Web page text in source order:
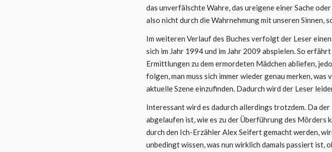
das unverfälschte Wahre, das ureigene einer Sache
also nicht durch die Wahrnehmung mit unseren Sinnen,
Im weiteren Verlauf des Buches verfolgt der Leser
sich im Jahr 1994 und im Jahr 2009 abspielen. So
Ermittlungen zu dem ermordeten Mädchen abliefen,
folgen, man muss sich immer wieder genau merken,
aktuelle Szene einzufinden. Dadurch wird der Leser
Interessant wird es dadurch allerdings trotzdem. Da
abgelaufen ist, wie es zu der Überführung des Mörders
durch den Ich-Erzähler Alex Seifert gemacht werden,
unbedingt wissen, was nun wirklich damals passiert ist,